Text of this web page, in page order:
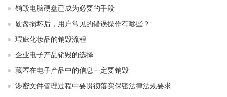
销毁电脑硬盘已成为必要的手段
硬盘损坏后，用户常见的错误操作有哪些？
瑕疵化妆品的销毁流程
企业电子产品销毁的选择
藏匿在电子产品中的信息一定要销毁
涉密文件管理过程中要贯彻落实保密法律法规要求